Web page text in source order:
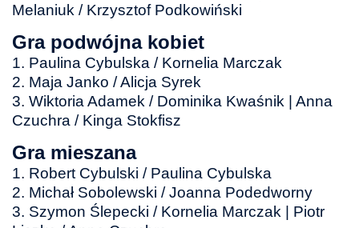
Melaniuk / Krzysztof Podkowiński
Gra podwójna kobiet
1. Paulina Cybulska / Kornelia Marczak
2. Maja Janko / Alicja Syrek
3. Wiktoria Adamek / Dominika Kwaśnik | Anna
Czuchra / Kinga Stokfisz
Gra mieszana
1. Robert Cybulski / Paulina Cybulska
2. Michał Sobolewski / Joanna Podedworny
3. Szymon Ślepecki / Kornelia Marczak | Piotr